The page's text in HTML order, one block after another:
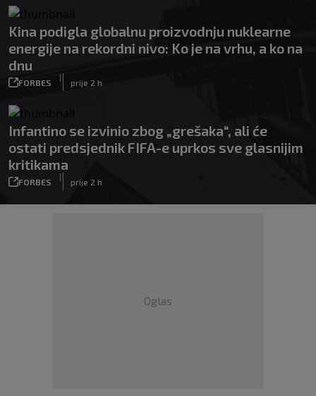
Kina podigla globalnu proizvodnju nuklearne
energije na rekordni nivo: Ko je na vrhu, a ko na
dnu
FORBES
|
prije 2 h
Infantino se izvinio zbog „grešaka“, ali će
ostati predsjednik FIFA-e uprkos sve glasnijim
kritikama
FORBES
|
prije 2 h
Oglas